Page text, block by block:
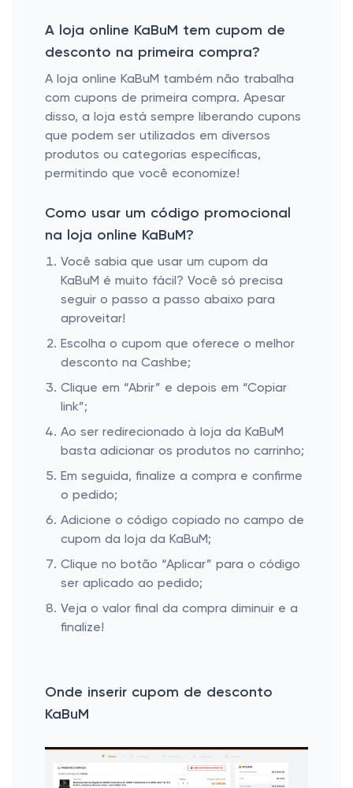
A loja online KaBuM tem cupom de
desconto na primeira compra?
A loja online KaBuM também não trabalha
com cupons de primeira compra. Apesar
disso, a loja está sempre liberando cupons
que podem ser utilizados em diversos
produtos ou categorias específicas,
permitindo que você economize!
Como usar um código promocional
na loja online KaBuM?
Você sabia que usar um cupom da
KaBuM é muito fácil? Você só precisa
seguir o passo a passo abaixo para
aproveitar!
Escolha o cupom que oferece o melhor
desconto na Cashbe;
Clique em “Abrir” e depois em “Copiar
link”;
Ao ser redirecionado à loja da KaBuM
basta adicionar os produtos no carrinho;
Em seguida, finalize a compra e confirme
o pedido;
Adicione o código copiado no campo de
cupom da loja da KaBuM;
Clique no botão “Aplicar” para o código
ser aplicado ao pedido;
Veja o valor final da compra diminuir e a
finalize!
Onde inserir cupom de desconto
KaBuM